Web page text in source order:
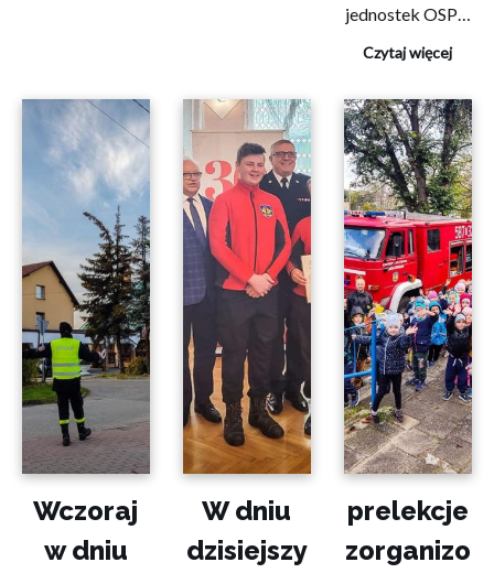
jednostek OSP…
Czytaj więcej
Wczoraj
w dniu
W dniu
dzisiejszy
prelekcje
zorganizo